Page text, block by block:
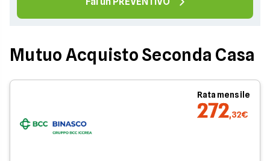
Mutuo Acquisto Seconda Casa
Rata mensile
272,32€